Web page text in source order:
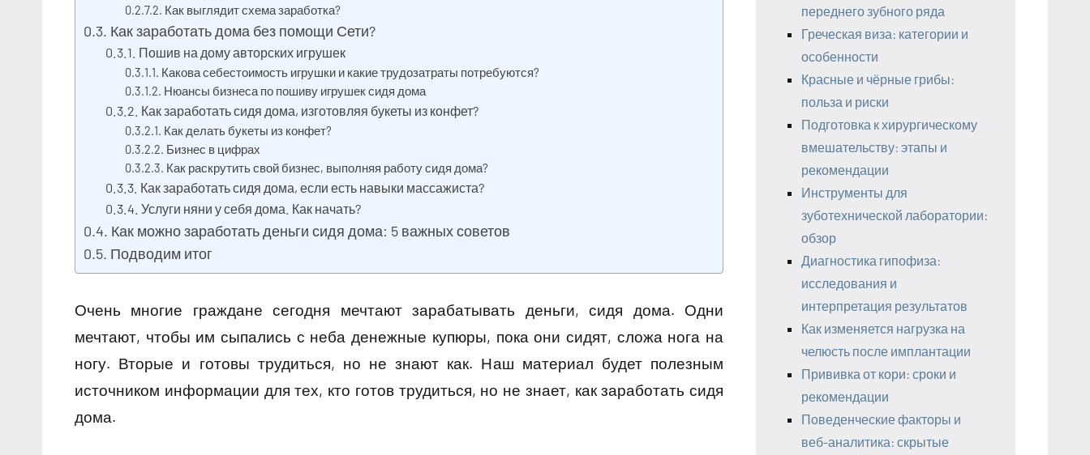
Как выглядит схема заработка?
Как заработать дома без помощи Сети?
Пошив на дому авторских игрушек
Какова себестоимость игрушки и какие трудозатраты потребуются?
Нюансы бизнеса по пошиву игрушек сидя дома
Как заработать сидя дома, изготовляя букеты из конфет?
Как делать букеты из конфет?
Бизнес в цифрах
Как раскрутить свой бизнес, выполняя работу сидя дома?
Как заработать сидя дома, если есть навыки массажиста?
Услуги няни у себя дома. Как начать?
Как можно заработать деньги сидя дома: 5 важных советов
Подводим итог
Очень многие граждане сегодня мечтают зарабатывать деньги, сидя дома. Одни
мечтают, чтобы им сыпались с неба денежные купюры, пока они сидят, сложа нога на
ногу. Вторые и готовы трудиться, но не знают как. Наш материал будет полезным
источником информации для тех, кто готов трудиться, но не знает, как заработать сидя
дома.
переднего зубного ряда
Греческая виза: категории и
особенности
Красные и чёрные грибы:
польза и риски
Подготовка к хирургическому
вмешательству: этапы и
рекомендации
Инструменты для
зуботехнической лаборатории:
обзор
Диагностика гипофиза:
исследования и
интерпретация результатов
Как изменяется нагрузка на
челюсть после имплантации
Прививка от кори: сроки и
рекомендации
Поведенческие факторы и
веб-аналитика: скрытые